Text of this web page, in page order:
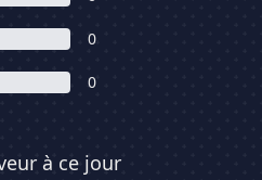
0
0
à ce jour